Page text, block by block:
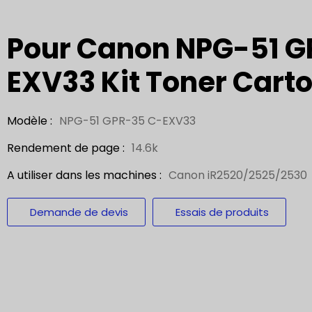
Pour Canon NPG-51
EXV33 Kit Toner
Modèle : NPG-51 GPR-35 C-EXV33
Rendement de page : 14.6k
A utiliser dans les machines : Canon iR2520/2525/2530
Demande de devis Essais de produits